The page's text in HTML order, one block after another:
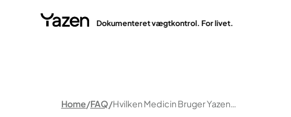
Dokumenteret vægtkontrol. For livet.
Home FAQ Hvilken Medicin Bruger Yazen Til Vægttab?